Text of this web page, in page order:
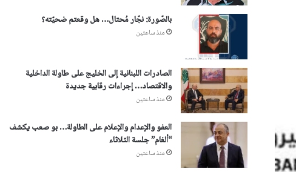
بالصّورة: نجّار مُحتال… هل وقعتم ضحيّته؟
منذ ساعتين
الصادرات اللبنانية إلى الخليج على طاولة الداخلية
والاقتصاد… إجراءات رقابية جديدة
منذ ساعتين
العفو والإعدام والإعلام على الطاولة… بو صعب يكشف
“ألغام” جلسة الثلاثاء
منذ ساعتين